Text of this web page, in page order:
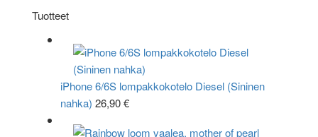
Tuotteet
iPhone 6/6S lompakkokotelo Diesel (Sininen
nahka) 26,90€